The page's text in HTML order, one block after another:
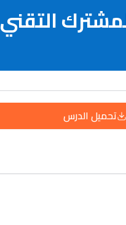
التقني
تحميل الدرس